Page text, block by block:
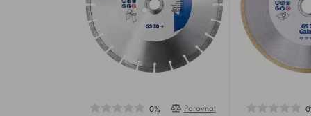
0% Porovnat